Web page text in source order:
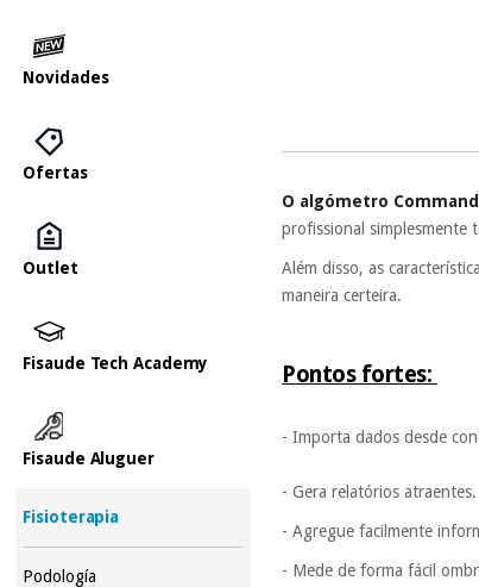
Novidades
Ofertas
Outlet
Fisaude Tech Academy
Fisaude Aluguer
Fisioterapia
Podología
O algómetro
profissional simplesmente
Além disso, as
maneira certeira.
Pontos fortes:
- Importa dados desde
- Gera relatórios atraentes.
- Agregue facilmente
- Mede de forma fácil